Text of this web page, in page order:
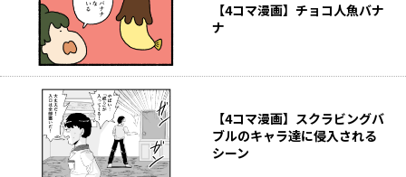
【4コマ漫画】チョコ人魚バナ
ナ
【4コマ漫画】スクラビングバ
ブルのキャラ達に侵入される
シーン